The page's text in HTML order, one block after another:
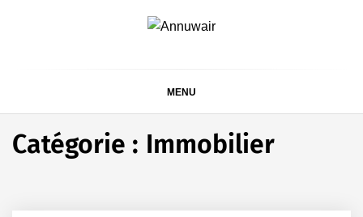
MENU
Catégorie : Immobilier